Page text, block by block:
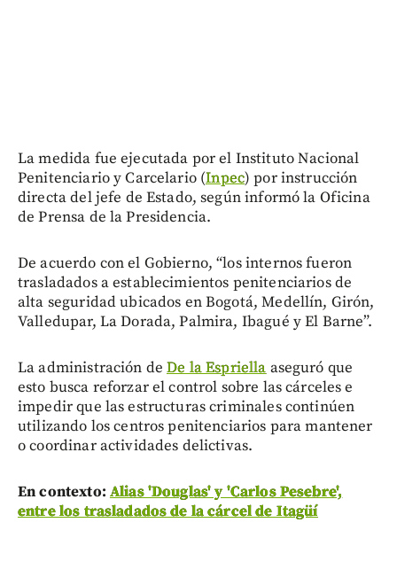
La medida fue ejecutada por el Instituto Nacional
Penitenciario y Carcelario (Inpec) por instrucción
directa del jefe de Estado, según informó la Oficina
de Prensa de la Presidencia.
De acuerdo con el Gobierno, “los internos fueron
trasladados a establecimientos penitenciarios de
alta seguridad ubicados en Bogotá, Medellín, Girón,
Valledupar, La Dorada, Palmira, Ibagué y El Barne”.
La administración deDe la Espriella aseguró que
esto busca reforzar el control sobre las cárceles e
impedir que las estructuras criminales continúen
utilizando los centros penitenciarios para mantener
o coordinar actividades delictivas.
En contexto: Alias 'Douglas' y 'Carlos Pesebre',
entre los trasladados de la cárcel de Itagüí